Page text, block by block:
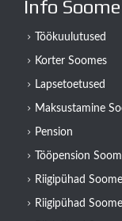
Info
Töökuulutused
Korter Soomes
Lapsetoetused
Maksustamine
Pension
Tööpension
Riigipühad
Riigipühad